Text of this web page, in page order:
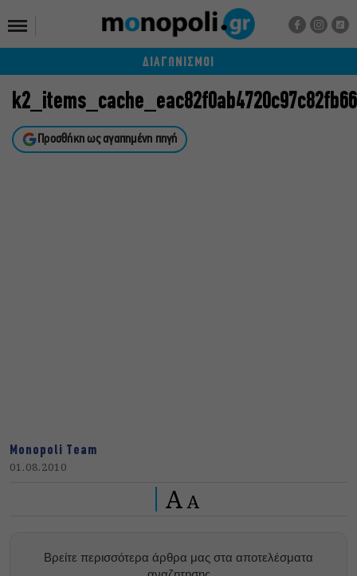
ΔΙΑΓΩΝΙΣΜΟΙ
Προσθήκη ως αγαπημένη πηγή
Monopoli Team
01.08.2010
A A
Βρείτε περισσότερα άρθρα μας στα αποτελέσματα